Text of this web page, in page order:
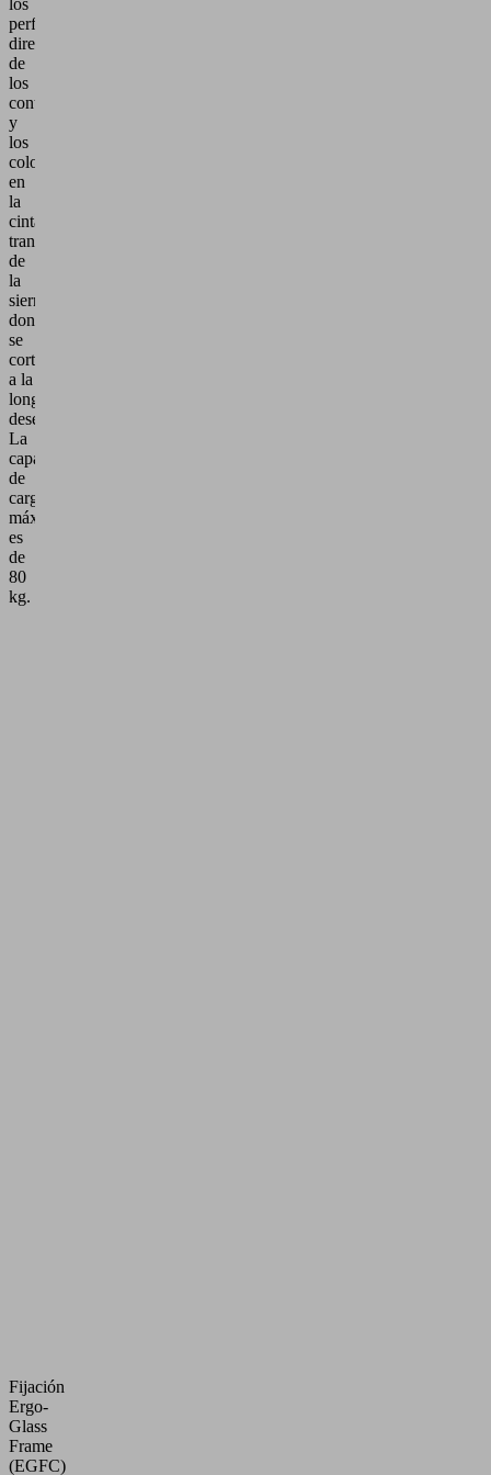
los
perfiles
directamente
de
los
contenedores
y
los
colocan
en
la
cinta
transportadora
de
la
sierra,
donde
se
cortan
a la
longitud
deseada.
La
capacidad
de
carga
máxima
es
de
80
kg.
Fijación
Ergo-
Glass
Frame
(EGFC)